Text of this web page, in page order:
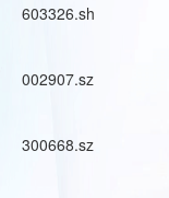
603326.sh
002907.sz
300668.sz